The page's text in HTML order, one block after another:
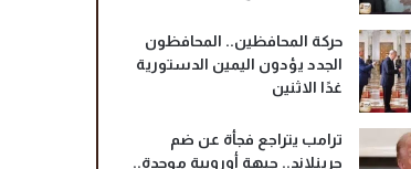
حركة المحافظين.. المحافظون
الجدد يؤدون اليمين الدستورية
غدًا الاثنين
ترامب يتراجع فجأة عن ضم
جرينلاند.. جبهة أوروبية موحدة..